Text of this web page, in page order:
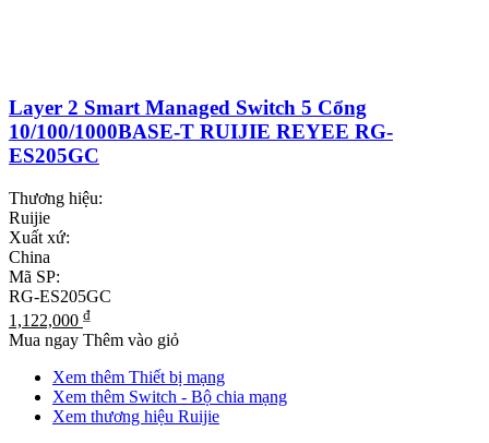
Layer 2 Smart Managed Switch 5 Cổng
10/100/1000BASE-T RUIJIE REYEE RG-
ES205GC
Thương hiệu:
Ruijie
Xuất xứ:
China
Mã SP:
RG-ES205GC
1,122,000 ₫
Mua ngay Thêm vào giỏ
Xem thêm Thiết bị mạng
Xem thêm Switch - Bộ chia mạng
Xem thương hiệu Ruijie